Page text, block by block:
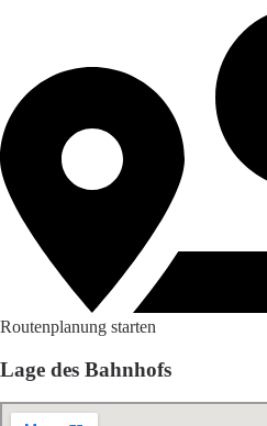
Routenplanung starten
Lage des Bahnhofs